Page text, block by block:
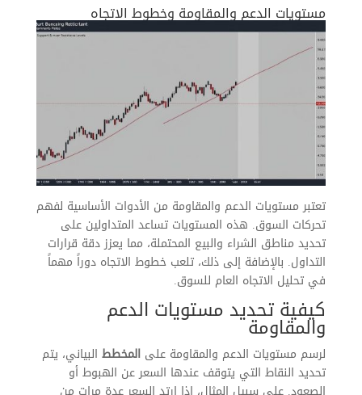
مستويات الدعم والمقاومة وخطوط الاتجاه
تعتبر مستويات الدعم والمقاومة من الأدوات الأساسية لفهم
تحركات السوق. هذه المستويات تساعد المتداولين على
تحديد مناطق الشراء والبيع المحتملة، مما يعزز دقة قرارات
التداول. بالإضافة إلى ذلك، تلعب خطوط الاتجاه دوراً مهماً
في تحليل الاتجاه العام للسوق.
كيفية تحديد مستويات الدعم
والمقاومة
لرسم مستويات الدعم والمقاومة على المخططالبياني، يتم
تحديد النقاط التي يتوقف عندها السعر عن الهبوط أو